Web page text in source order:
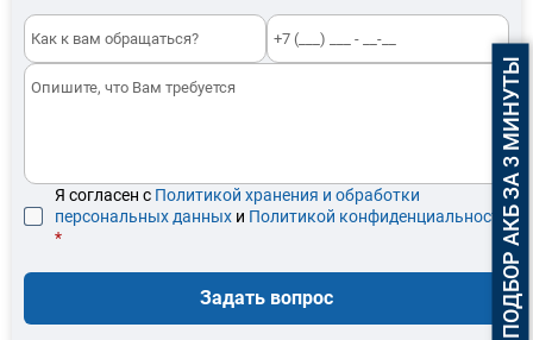
Я согласен с Политикой хранения и обработки
персональных данных и Политикой конфиденциальности
*
Задать вопрос ПОДБОР АКБ ЗА 3 МИНУТЫ